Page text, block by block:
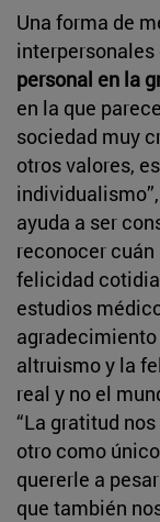
Una forma de
interpersonales
personal en la
en la que
sociedad muy
otros valores,
ayuda a ser
reconocer
felicidad
estudios
altruismo y la
real y no el
“La gratitud
otro como
quererle a
que también